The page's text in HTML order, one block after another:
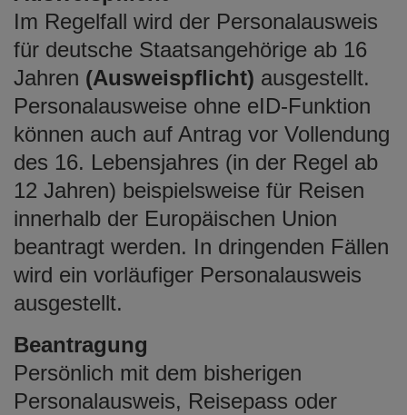
Im Regelfall wird der Personalausweis
für deutsche Staatsangehörige ab 16
Jahren (Ausweispflicht) ausgestellt.
Personalausweise ohne eID-Funktion
können auch auf Antrag vor Vollendung
des 16. Lebensjahres (in der Regel ab
12 Jahren) beispielsweise für Reisen
innerhalb der Europäischen Union
beantragt werden. In dringenden Fällen
wird ein vorläufiger Personalausweis
ausgestellt.
Beantragung
Persönlich mit dem bisherigen
Personalausweis, Reisepass oder